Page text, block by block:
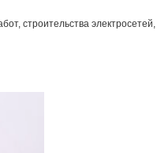
строительства электросетей,